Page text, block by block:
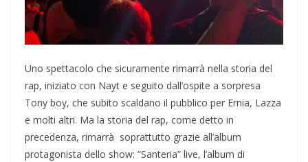
Uno spettacolo che sicuramente rimarrà nella storia del
rap, iniziato con Nayt e seguito dall’ospite a sorpresa
Tony boy, che subito scaldano il pubblico per Ernia, Lazza
e molti altri. Ma la storia del rap, come detto in
precedenza, rimarrà soprattutto grazie all’album
protagonista dello show: “Santeria” live, l’album di